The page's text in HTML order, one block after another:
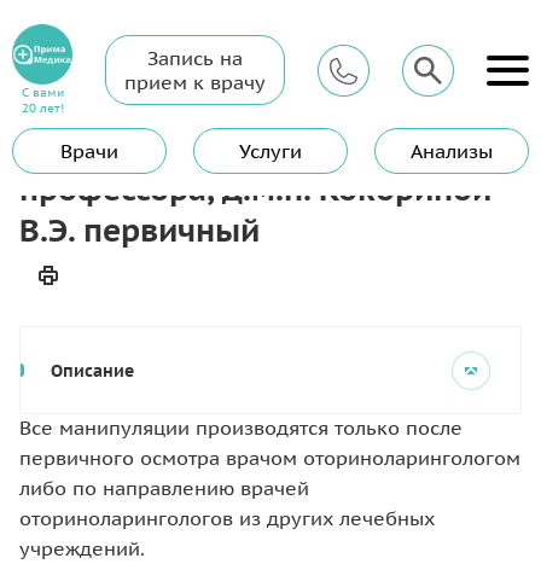
С вами
20 лет!
Запись на
прием к врачу
Врачи Услуги Анализы
Главная
ЛОР (Отоларинголог)
Консультация отоларинголога, профессора, д.м.н. Кокориной
В.Э. первичный
Консультация отоларинголога,
профессора, д.м.н. Кокориной
В.Э. первичный
Описание
Все манипуляции производятся только после
первичного осмотра врачом оториноларингологом
либо по направлению врачей
оториноларингологов из других лечебных
учреждений.